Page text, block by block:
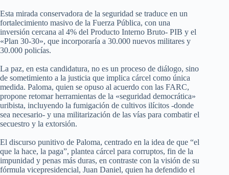
Esta mirada conservadora de la seguridad se traduce en un
fortalecimiento masivo de la Fuerza Pública, con una
inversión cercana al 4% del Producto Interno Bruto- PIB y el
«Plan 30-30», que incorporaría a 30.000 nuevos militares y
30.000 policías.
La paz, en esta candidatura, no es un proceso de diálogo, sino
de sometimiento a la justicia que implica cárcel como única
medida. Paloma, quien se opuso al acuerdo con las FARC,
propone retomar herramientas de la «seguridad democrática»
uribista, incluyendo la fumigación de cultivos ilícitos -donde
sea necesario- y una militarización de las vías para combatir el
secuestro y la extorsión.
El discurso punitivo de Paloma, centrado en la idea de que “el
que la hace, la paga”, plantea cárcel para corruptos, fin de la
impunidad y penas más duras, en contraste con la visión de su
fórmula vicepresidencial, Juan Daniel, quien ha defendido el